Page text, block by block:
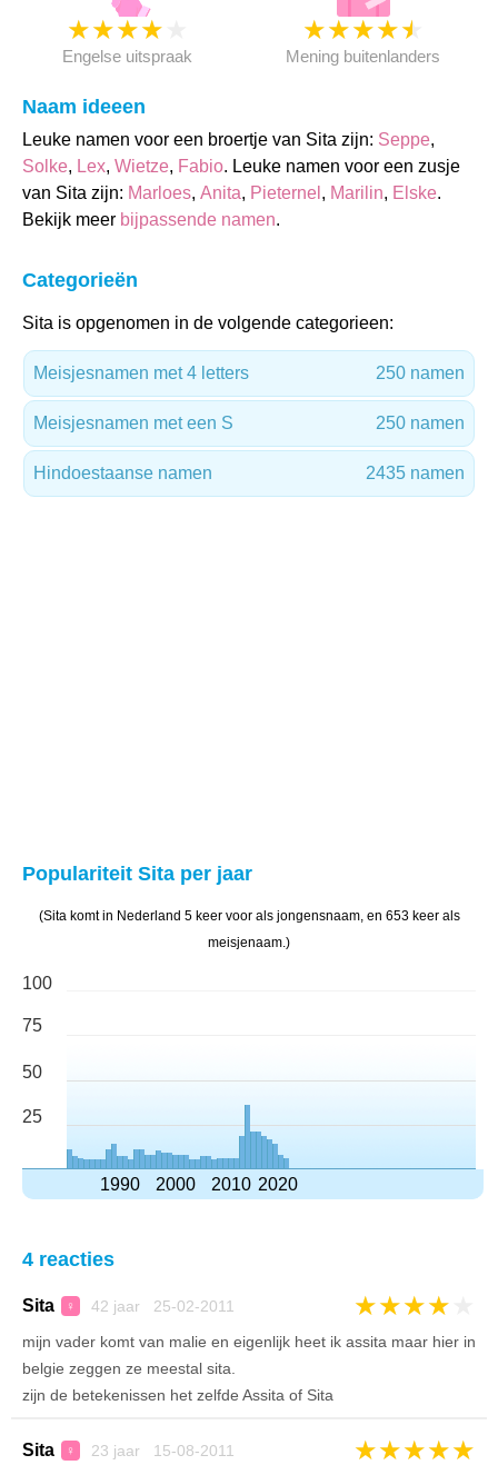
★★★★
Engelse uitspraak
★★★★★
Mening buitenlanders
Naam ideeen
Leuke namen voor een broertje van Sita zijn: Seppe,
Solke, Lex, Wietze, Fabio. Leuke namen voor een zusje
van Sita zijn: Marloes, Anita, Pieternel , Marilin, Elske.
Bekijk meer bijpassende namen.
Categorieën
Sita is opgenomen in de volgende categorieen:
Meisjesnamen met 4 letters 250 namen
Meisjesnamen met een S 250 namen
Hindoestaanse namen 2435 namen
Populariteit Sita per jaar
(Sita komt in Nederland 5 keer voor als jongensnaam, en 653 keer als
meisjenaam.)
100
75
50
25
1990 2000 2010 2020
4 reacties
Sita ♀ 42 jaar 25-02-2011 ★★★★
mijn vader komt van malie en eigenlijk heet ik assita maar hier in
belgie zeggen ze meestal sita.
zijn de betekenissen het zelfde Assita of Sita
Sita ♀ 23 jaar 15-08-2011 ★★★★★